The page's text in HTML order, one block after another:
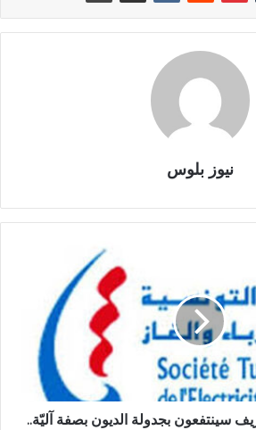
نيوز بلوس
سينتفعون بجدولة الديون بصفة آليّة..